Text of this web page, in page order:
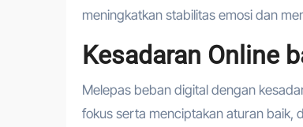
meningkatkan stabilitas emosi dan
Kesadaran Online
Melepas beban digital dengan
fokus serta menciptakan aturan baik,